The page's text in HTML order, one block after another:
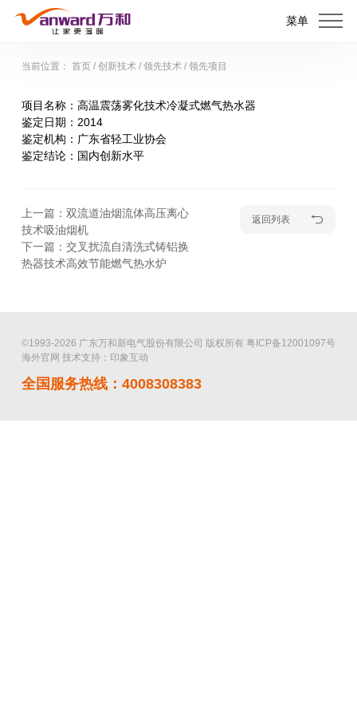
菜单
当前位置： 首页/ 创新技术/ 领先技术/ 领先项目
项目名称： 高温震荡雾化技术冷凝式燃气热水器
鉴定日期： 2014
鉴定机构： 广东省轻工业协会
鉴定结论： 国内创新水平
上一篇：双流道油烟流体高压离心
技术吸油烟机
下一篇：交叉扰流自清洗式铸铝换
热器技术高效节能燃气热水炉
返回列表
©1993-2026 广东万和新电气股份有限公司 版权所有 粤ICP备12001097号
海外官网 技术支持：印象互动
全国服务热线：4008308383